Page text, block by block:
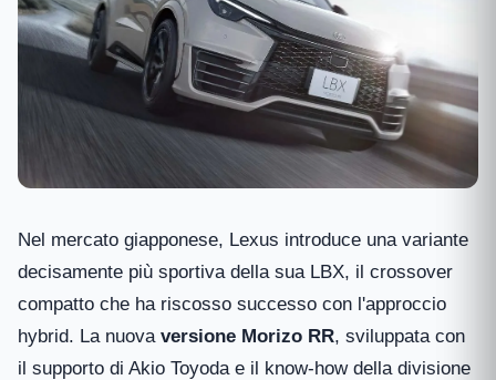
Nel mercato giapponese, Lexus introduce una variante
decisamente più sportiva della sua LBX, il crossover
compatto che ha riscosso successo con l'approccio
hybrid. La nuova versione Morizo RR, sviluppata con
il supporto di Akio Toyoda e il know-how della divisione